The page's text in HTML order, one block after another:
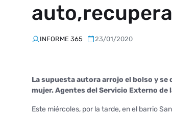
INFORME 365 23/01/2020
La supuesta autora arrojo el bolso y se
mujer. Agentes del Servicio Externo de
Este miércoles, por la tarde, en el barrio